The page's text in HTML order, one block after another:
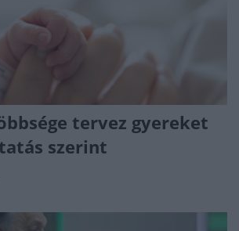
tervez gyereket
szerint